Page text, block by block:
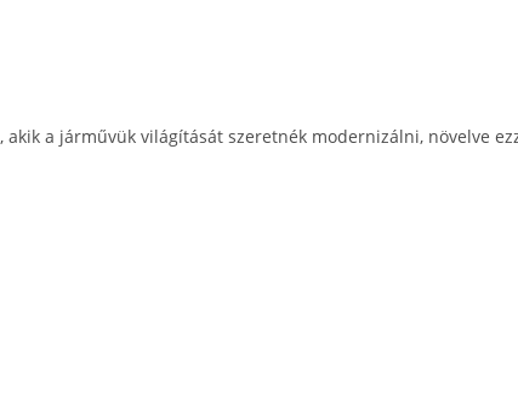
a járművük világítását szeretnék modernizálni, növelve